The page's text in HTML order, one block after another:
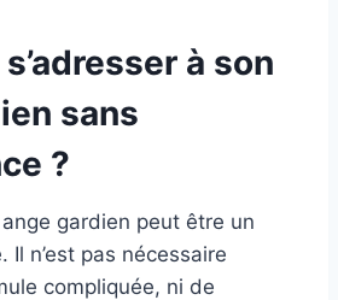
à son
sans
?
ange gardien peut être un
Il n’est pas nécessaire
compliquée, ni de